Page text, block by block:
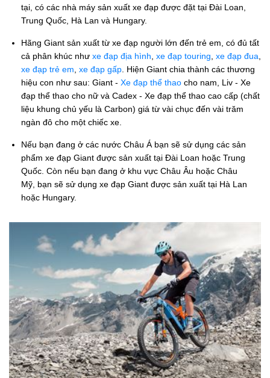
tại, có các nhà máy sản xuất xe đạp được đặt tại Đài Loan,
Trung Quốc, Hà Lan và Hungary.
Hãng Giant sản xuất từ xe đạp người lớn đến trẻ em, có đủ tất
cả phân khúc như xe đạp địa hình xe đạp touring xe đạp đua
xe đạp trẻ em xe đạp gấp . Hiện Giant chia thành các thương
hiệu con như sau: Giant - Xe đạp thể thao cho nam, Liv - Xe
đạp thể thao cho nữ và Cadex - Xe đạp thể thao cao cấp (chất
liệu khung chủ yếu là Carbon) giá từ vài chục đến vài trăm
ngàn đô cho một chiếc xe.
Nếu bạn đang ở các nước Châu Á bạn sẽ sử dụng các sản
phẩm xe đạp Giant được sản xuất tại Đài Loan hoặc Trung
Quốc. Còn nếu bạn đang ở khu vực Châu Âu hoặc Châu
Mỹ, bạn sẽ sử dụng xe đạp Giant được sản xuất tại Hà Lan
hoặc Hungary.